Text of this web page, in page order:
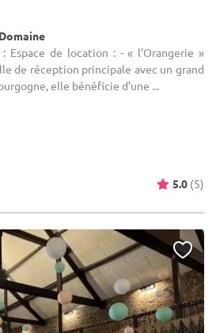
Espace de location : - « l’Orangerie »
de réception principale avec un grand
elle bénéficie d’une ...
5.0 (5)